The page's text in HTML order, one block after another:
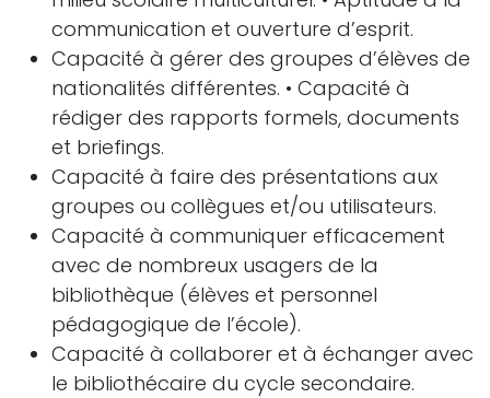
communication et ouverture d’esprit.
Capacité à gérer des groupes d’élèves de
nationalités différentes. • Capacité à
rédiger des rapports formels, documents
et briefings.
Capacité à faire des présentations aux
groupes ou collègues et/ou utilisateurs.
Capacité à communiquer efficacement
avec de nombreux usagers de la
bibliothèque (élèves et personnel
pédagogique de l’école).
Capacité à collaborer et à échanger avec
le bibliothécaire du cycle secondaire.